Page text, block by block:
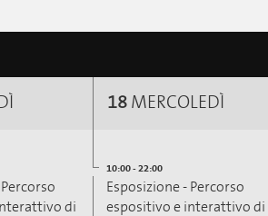
di
18 MERCOLEDÌ
10:00 - 22:00
Esposizione - Percorso
espositivo e interattivo di